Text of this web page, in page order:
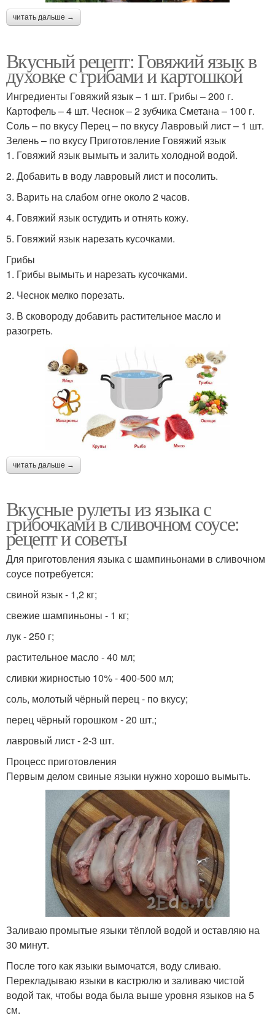
читать дальше →
Вкусный рецепт: Говяжий язык в
духовке с грибами и картошкой
Ингредиенты Говяжий язык – 1 шт. Грибы – 200 г.
Картофель – 4 шт. Чеснок – 2 зубчика Сметана – 100 г.
Соль – по вкусу Перец – по вкусу Лавровый лист – 1 шт.
Зелень – по вкусу Приготовление Говяжий язык
1. Говяжий язык вымыть и залить холодной водой.
2. Добавить в воду лавровый лист и посолить.
3. Варить на слабом огне около 2 часов.
4. Говяжий язык остудить и отнять кожу.
5. Говяжий язык нарезать кусочками.
Грибы
1. Грибы вымыть и нарезать кусочками.
2. Чеснок мелко порезать.
3. В сковороду добавить растительное масло и
разогреть.
читать дальше →
Вкусные рулеты из языка с
грибочками в сливочном соусе:
рецепт и советы
Для приготовления языка с шампиньонами в сливочном
соусе потребуется:
свиной язык - 1,2 кг;
свежие шампиньоны - 1 кг;
лук - 250 г;
растительное масло - 40 мл;
сливки жирностью 10% - 400-500 мл;
соль, молотый чёрный перец - по вкусу;
перец чёрный горошком - 20 шт.;
лавровый лист - 2-3 шт.
Процесс приготовления
Первым делом свиные языки нужно хорошо вымыть.
Заливаю промытые языки тёплой водой и оставляю на
30 минут.
После того как языки вымочатся, воду сливаю.
Перекладываю языки в кастрюлю и заливаю чистой
водой так, чтобы вода была выше уровня языков на 5
см.